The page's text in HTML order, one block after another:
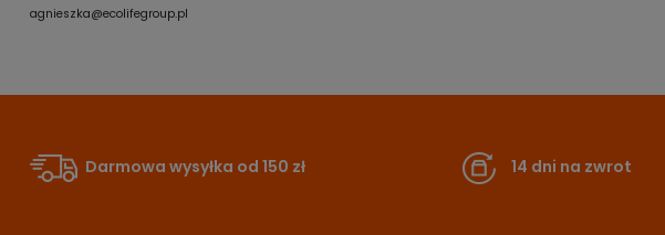
agnieszka@ecolifegroup.pl
Darmowa wysyłka od 150 zł 14 dni na zwrot